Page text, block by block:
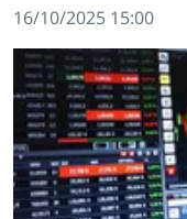
16/10/2025 15:00